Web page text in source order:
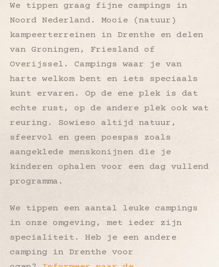
We tippen graag fijne campings in
Noord Nederland. Mooie (natuur)
kampeerterreinen in Drenthe en delen
van Groningen, Friesland of
Overijssel. Campings waar je van
harte welkom bent en iets speciaals
kunt ervaren. Op de ene plek is dat
echte rust, op de andere plek ook wat
reuring. Sowieso altijd natuur,
sfeervol en geen poespas zoals
aangeklede menskonijnen die je
kinderen ophalen voor een dag vullend
programma.
We tippen een aantal leuke campings
in onze omgeving, met ieder zijn
specialiteit. Heb je een andere
camping in Drenthe voor